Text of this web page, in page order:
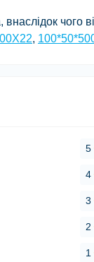
чого
,
5
4
3
2
1